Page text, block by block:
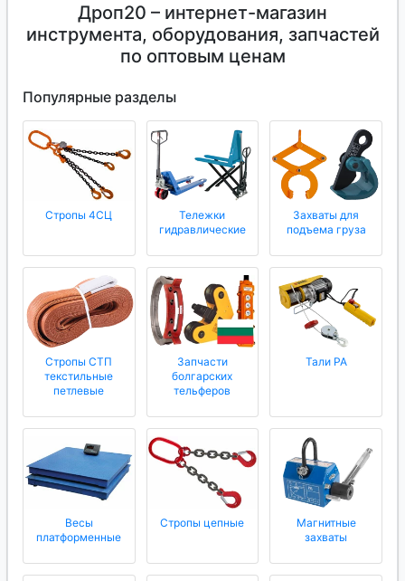
Дроп20 – интернет-магазин
инструмента, оборудования, запчастей
по оптовым ценам
Популярные разделы
Стропы 4СЦ
Тележки
гидравлические
Захваты для
подъема груза
Стропы СТП
текстильные
петлевые
Запчасти
болгарских
тельферов
Тали РА
Весы
платформенные
Стропы цепные
Магнитные
захваты